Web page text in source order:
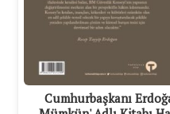
Cumhurbaşkanı